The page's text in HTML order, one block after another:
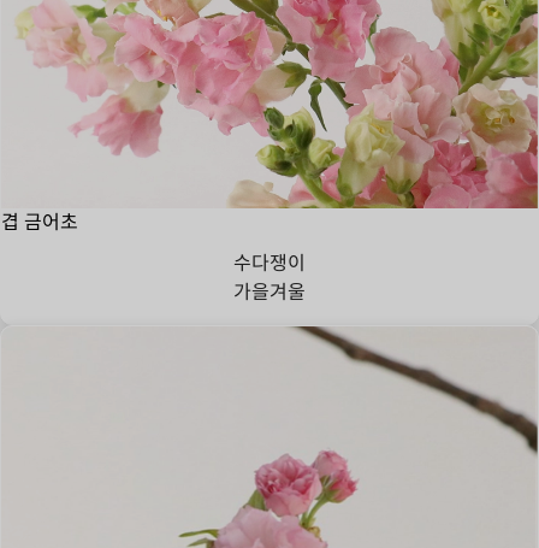
겹 금어초
수다쟁이
가을겨울